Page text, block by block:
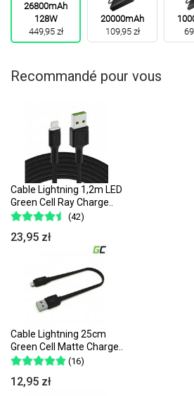
26800mAh
128W
449,95 zł
20000mAh
109,95 zł
Recommandé pour vous
Cable Lightning 1,2m LED
Green Cell Ray Charge..
(42)
23,95 zł
Cable Lightning 25cm
Green Cell Matte Charge..
(16)
12,95 zł